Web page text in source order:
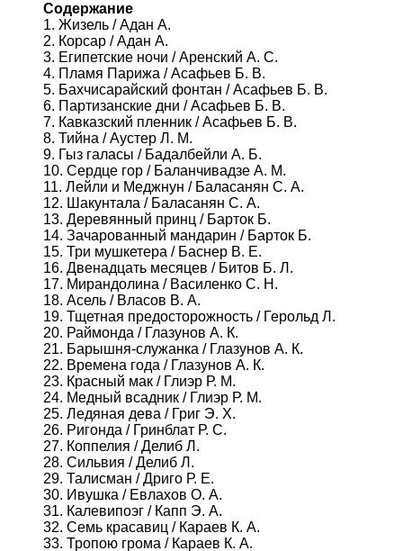
Содержание
1. Жизель / Адан А.
2. Корсар / Адан А.
3. Египетские ночи / Аренский А. С.
4. Пламя Парижа / Асафьев Б. В.
5. Бахчисарайский фонтан / Асафьев Б. В.
6. Партизанские дни / Асафьев Б. В.
7. Кавказский пленник / Асафьев Б. В.
8. Тийна / Аустер Л. М.
9. Гыз галасы / Бадалбейли А. Б.
10. Сердце гор / Баланчивадзе А. М.
11. Лейли и Меджнун / Баласанян С. А.
12. Шакунтала / Баласанян С. А.
13. Деревянный принц / Барток Б.
14. Зачарованный мандарин / Барток Б.
15. Три мушкетера / Баснер В. Е.
16. Двенадцать месяцев / Битов Б. Л.
17. Мирандолина / Василенко С. Н.
18. Асель / Власов В. А.
19. Тщетная предосторожность / Герольд Л.
20. Раймонда / Глазунов А. К.
21. Барышня-служанка / Глазунов А. К.
22. Времена года / Глазунов А. К.
23. Красный мак / Глиэр Р. М.
24. Медный всадник / Глиэр Р. М.
25. Ледяная дева / Григ Э. Х.
26. Ригонда / Гринблат Р. С.
27. Коппелия / Делиб Л.
28. Сильвия / Делиб Л.
29. Талисман / Дриго Р. Е.
30. Ивушка / Евлахов О. А.
31. Калевипоэг / Капп Э. А.
32. Семь красавиц / Караев К. А.
33. Тропою грома / Караев К. А.